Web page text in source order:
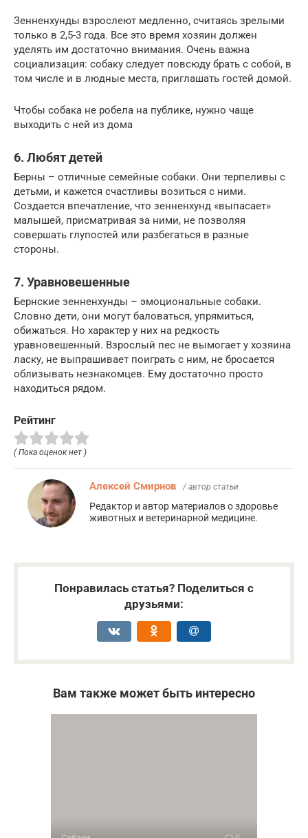
Зенненхунды взрослеют медленно, считаясь зрелыми
только в 2,5-3 года. Все это время хозяин должен
уделять им достаточно внимания. Очень важна
социализация: собаку следует повсюду брать с собой, в
том числе и в людные места, приглашать гостей домой.
Чтобы собака не робела на публике, нужно чаще
выходить с ней из дома
6. Любят детей
Берны – отличные семейные собаки. Они терпеливы с
детьми, и кажется счастливы возиться с ними.
Создается впечатление, что зенненхунд «выпасает»
малышей, присматривая за ними, не позволяя
совершать глупостей или разбегаться в разные
стороны.
7. Уравновешенные
Бернские зенненхунды – эмоциональные собаки.
Словно дети, они могут баловаться, упрямиться,
обижаться. Но характер у них на редкость
уравновешенный. Взрослый пес не вымогает у хозяина
ласку, не выпрашивает поиграть с ним, не бросается
облизывать незнакомцев. Ему достаточно просто
находиться рядом.
Рейтинг
( Пока оценок нет )
Алексей Смирнов / автор статьи
Редактор и автор материалов о здоровье
животных и ветеринарной медицине.
Понравилась статья? Поделиться с
друзьями:
Вам также может быть интересно